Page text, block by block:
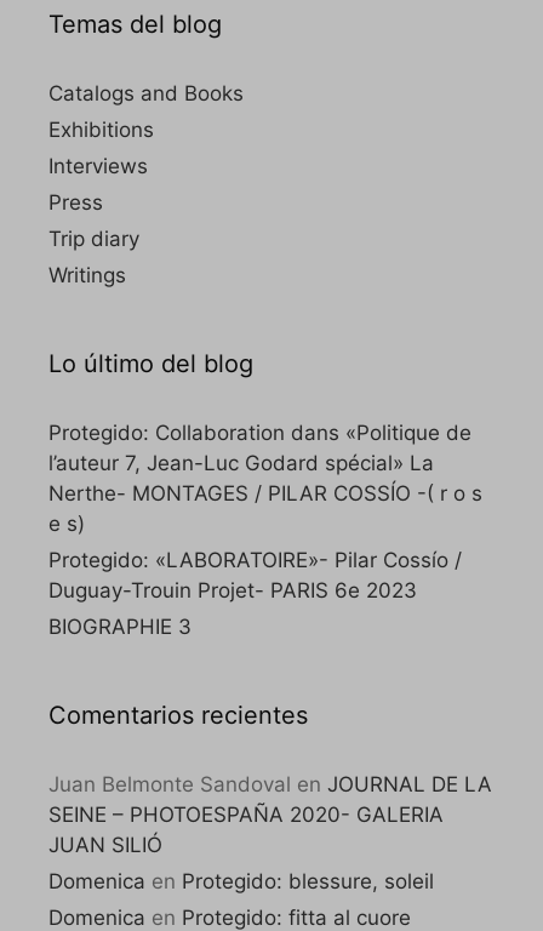
Temas del blog
Catalogs and Books
Exhibitions
Interviews
Press
Trip diary
Writings
Lo último del blog
Protegido: Collaboration dans «Politique de
l’auteur 7, Jean-Luc Godard spécial» La
Nerthe- MONTAGES / PILAR COSSÍO -( r o s
e s)
Protegido: «LABORATOIRE»- Pilar Cossío /
Duguay-Trouin Projet- PARIS 6e 2023
BIOGRAPHIE 3
Comentarios recientes
Juan Belmonte Sandoval en JOURNAL DE LA
SEINE – PHOTOESPAÑA 2020- GALERIA
JUAN SILIÓ
Domenica en Protegido: blessure, soleil
Domenica en Protegido: fitta al cuore